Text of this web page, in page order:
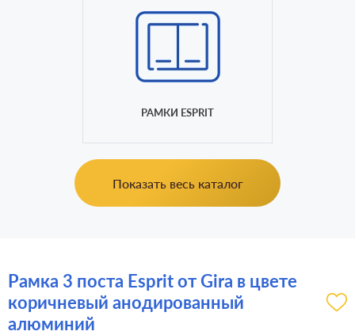
РАМКИ ESPRIT
Показать весь каталог
Рамка 3 поста Esprit от Gira в цвете
коричневый анодированный
алюминий